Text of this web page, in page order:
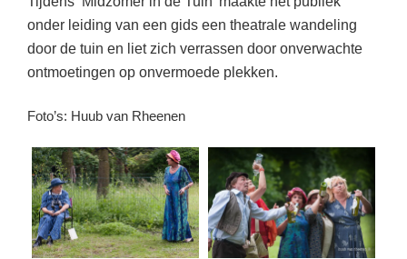
onder leiding van een gids een theatrale wandeling
door de tuin en liet zich verrassen door onverwachte
ontmoetingen op onvermoede plekken.
Foto’s: Huub van Rheenen